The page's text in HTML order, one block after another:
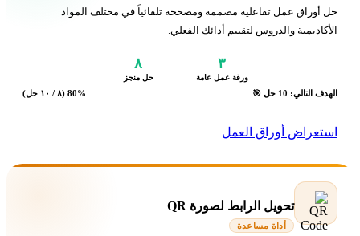
حل أوراق عمل تفاعلية مصممة ومصححة تلقائياً في مختلف المواد
الأكاديمية والدروس لتقييم أدائك الفعلي.
ورقة عمل عامة حل منجز
الهدف التالي: 10 حل 🎯
استعراض أوراق العمل
تحويل الرابط لصورة QR
أداة مساعدة